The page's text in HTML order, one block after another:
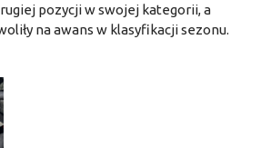
pozycji w swojej kategorii, a
na awans w klasyfikacji sezonu.